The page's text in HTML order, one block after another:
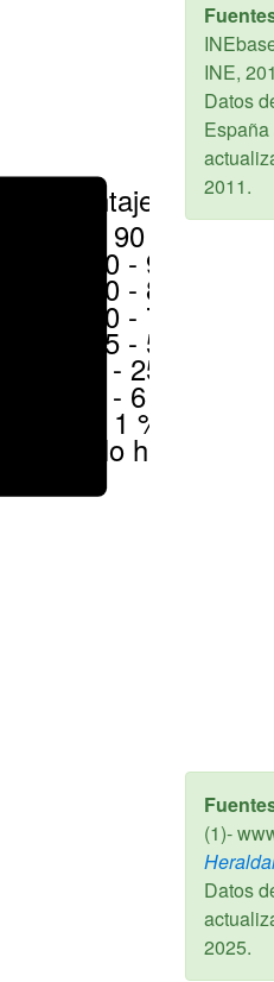
Porcentajes
> 90 %
80 - 90 %
70 - 80 %
50 - 70 %
25 - 50 %
6 - 25 %
1 - 6 %
< 1 %
No hay
INE,
Datos
2011.
(1)-
Datos
2025.